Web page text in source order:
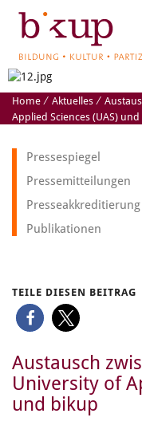
Home⁄ Aktuelles⁄
Applied Sciences (UAS)
Pressespiegel
Pressemitteilungen
Presseakkreditierung
Publikationen
TEILE DIESEN BEITRAG
Austausch
University of
und bikup